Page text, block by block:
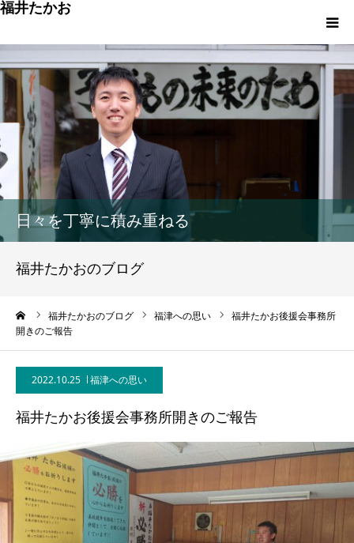
福井たかお
日々を丁寧に積み重ねる
福井たかおのブログ
福井たかおのブログ 福津への思い
福井たかお後援会事務所
開きのご報告
2022.10.25 福津への思い
福井たかお後援会事務所開きのご報告
福津への想いと実績
重点政策と市役所活性化策
プロフィール
市政方針ーまちの未来を再設計ー